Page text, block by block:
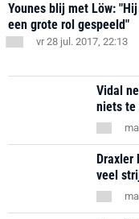
Younes blij met Löw:
een grote rol gespeeld"
vr 28 jul. 2017, 22:13
Vidal
niets te
Draxler
veel